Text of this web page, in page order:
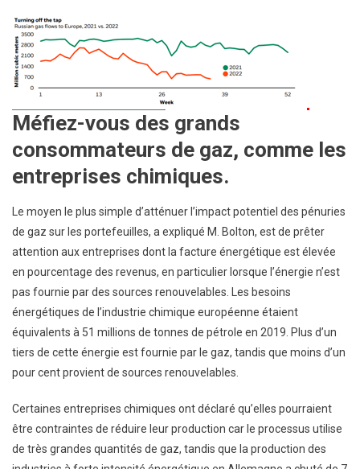
Méfiez-vous des grands
consommateurs de gaz, comme les
entreprises chimiques.
Le moyen le plus simple d’atténuer l’impact potentiel des pénuries
de gaz sur les portefeuilles, a expliqué M. Bolton, est de prêter
attention aux entreprises dont la facture énergétique est élevée
en pourcentage des revenus, en particulier lorsque l’énergie n’est
pas fournie par des sources renouvelables. Les besoins
énergétiques de l’industrie chimique européenne étaient
équivalents à 51 millions de tonnes de pétrole en 2019. Plus d’un
tiers de cette énergie est fournie par le gaz, tandis que moins d’un
pour cent provient de sources renouvelables.
Certaines entreprises chimiques ont déclaré qu’elles pourraient
être contraintes de réduire leur production car le processus utilise
de très grandes quantités de gaz, tandis que la production des